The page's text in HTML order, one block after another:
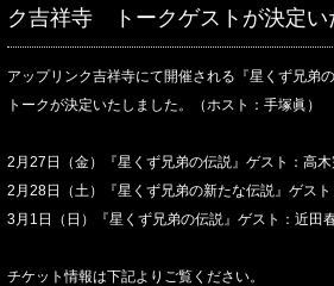
ク吉祥寺 トークゲストが決定い
アップリンク吉祥寺にて開催される『星くず兄弟
トークが決定いたしました。（ホスト：手塚眞）
2月27日（金）『星くず兄弟の伝説』ゲスト：高
2月28日（土）『星くず兄弟の新たな伝説』ゲス
3月1日（日）『星くず兄弟の伝説』ゲスト：近田
チケット情報は下記よりご覧ください。